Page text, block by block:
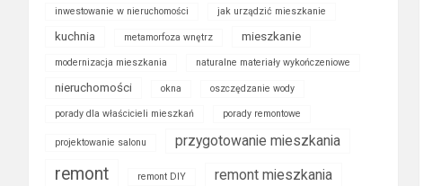
inwestowanie w nieruchomości jak urządzić mieszkanie
kuchnia metamorfoza wnętrz mieszkanie
modernizacja mieszkania naturalne materiały wykończeniowe
nieruchomości okna oszczędzanie wody
porady dla właścicieli mieszkań porady remontowe
projektowanie salonu przygotowanie mieszkania
remont remont DIY remont mieszkania